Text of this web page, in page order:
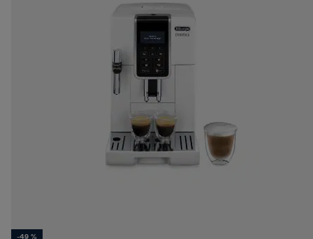
-49 %